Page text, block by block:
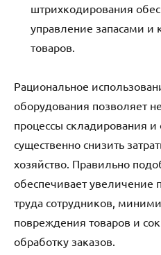
штрихкодирования
управление запасами и
товаров.
Рациональное
оборудования позволяет
процессы складирования и
существенно снизить
хозяйство. Правильно
обеспечивает увеличение
труда сотрудников,
повреждения товаров и
обработку заказов.